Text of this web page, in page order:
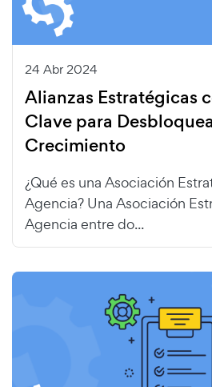
24 Abr 2024
Alianzas Estratégicas
Clave para
Crecimiento
¿Qué es una Asociación
Agencia? Una Asociación
Agencia entre do...